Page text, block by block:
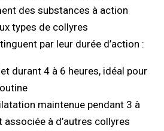
des substances à action
types de collyres
par leur durée d’action :
durant 4 à 6 heures, idéal pour
maintenue pendant 3 à
associée à d’autres collyres